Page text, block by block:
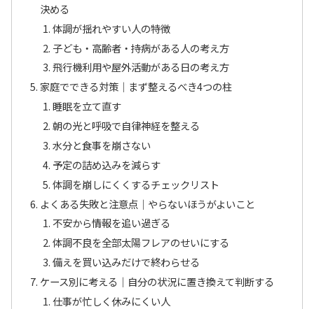
決める
体調が揺れやすい人の特徴
子ども・高齢者・持病がある人の考え方
飛行機利用や屋外活動がある日の考え方
家庭でできる対策｜まず整えるべき4つの柱
睡眠を立て直す
朝の光と呼吸で自律神経を整える
水分と食事を崩さない
予定の詰め込みを減らす
体調を崩しにくくするチェックリスト
よくある失敗と注意点｜やらないほうがよいこと
不安から情報を追い過ぎる
体調不良を全部太陽フレアのせいにする
備えを買い込みだけで終わらせる
ケース別に考える｜自分の状況に置き換えて判断する
仕事が忙しく休みにくい人